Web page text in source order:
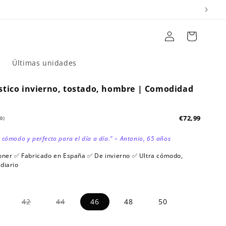
Últimas unidades
Iniciar
sesión
Carrito
invierno, tostado, hombre | Comodidad
€72,99
y perfecto para el día a día." – Antonio, 65 años
✅ Fabricado en España ✅ De invierno ✅ Ultra cómodo,
42Variante
44Variante
agotada
46 48 50